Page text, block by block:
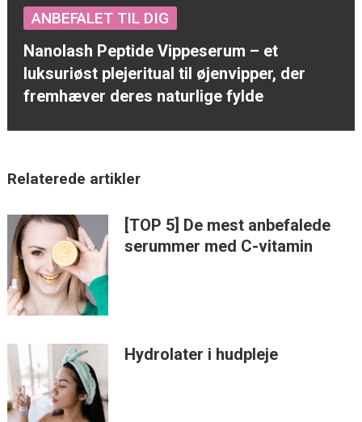
ANBEFALET TIL DIG
Nanolash Peptide Vippeserum – et
luksuriøst plejeritual til øjenvipper, der
fremhæver deres naturlige fylde
Relaterede artikler
[TOP 5] De mest anbefalede
serummer med C-vitamin
Hydrolater i hudpleje